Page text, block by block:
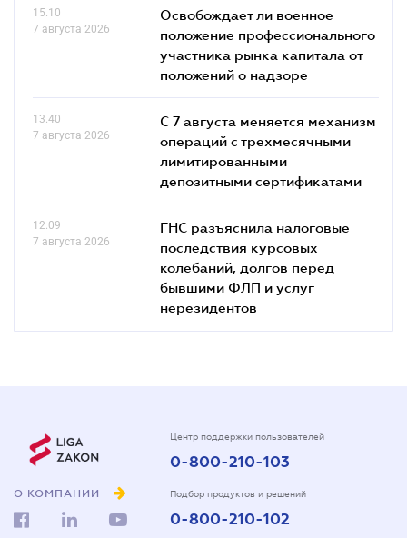
15.10
7 августа 2026
Освобождает ли военное
положение профессионального
участника рынка капитала от
положений о надзоре
13.40
7 августа 2026
С 7 августа меняется механизм
операций с трехмесячными
лимитированными
депозитными сертификатами
12.09
7 августа 2026
ГНС разъяснила налоговые
последствия курсовых
колебаний, долгов перед
бывшими ФЛП и услуг
нерезидентов
О КОМПАНИИ
Центр поддержки пользователей
0-800-210-103
Подбор продуктов и решений
0-800-210-102